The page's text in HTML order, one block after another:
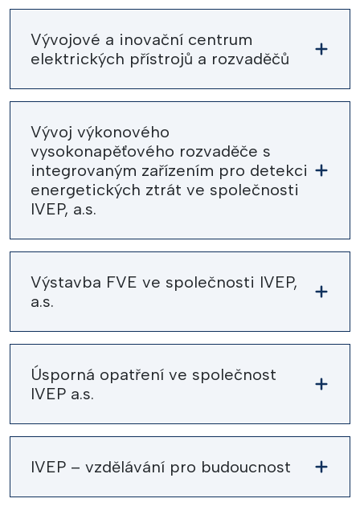
Vývojové a inovační centrum
elektrických přístrojů a rozvaděčů
Vývoj výkonového
vysokonapěťového rozvaděče s
integrovaným zařízením pro detekci
energetických ztrát ve společnosti
IVEP, a.s.
Výstavba FVE ve společnosti IVEP,
a.s.
Úsporná opatření ve společnost
IVEP a.s.
IVEP – vzdělávání pro budoucnost